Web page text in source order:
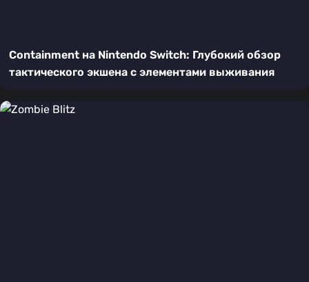
Containment на Nintendo Switch: Глубокий обзор
тактического экшена с элементами выживания